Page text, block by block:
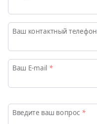
Адрес
Ваш контактный телефон
Ваш E-mail *
Введите ваш вопрос *